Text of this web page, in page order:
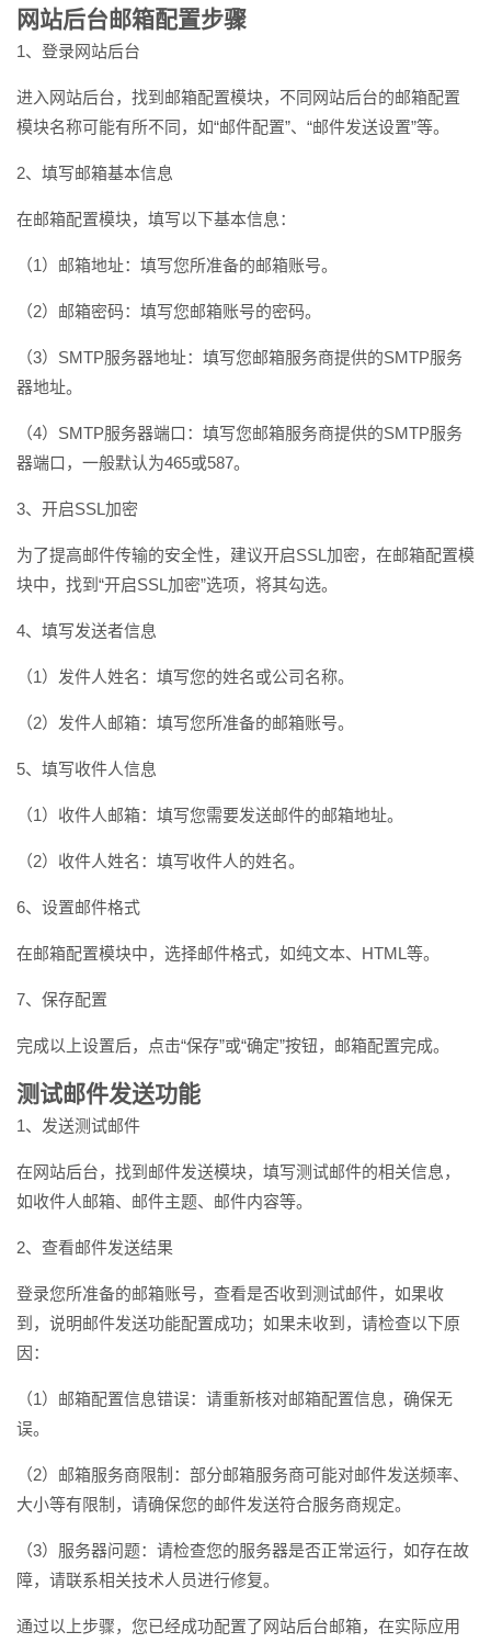
网站后台邮箱配置步骤
1、登录网站后台
进入网站后台，找到邮箱配置模块，不同网站后台的邮箱配置
模块名称可能有所不同，如“邮件配置”、“邮件发送设置”等。
2、填写邮箱基本信息
在邮箱配置模块，填写以下基本信息：
（1）邮箱地址：填写您所准备的邮箱账号。
（2）邮箱密码：填写您邮箱账号的密码。
（3）SMTP服务器地址：填写您邮箱服务商提供的SMTP服务
器地址。
（4）SMTP服务器端口：填写您邮箱服务商提供的SMTP服务
器端口，一般默认为465或587。
3、开启SSL加密
为了提高邮件传输的安全性，建议开启SSL加密，在邮箱配置模
块中，找到“开启SSL加密”选项，将其勾选。
4、填写发送者信息
（1）发件人姓名：填写您的姓名或公司名称。
（2）发件人邮箱：填写您所准备的邮箱账号。
5、填写收件人信息
（1）收件人邮箱：填写您需要发送邮件的邮箱地址。
（2）收件人姓名：填写收件人的姓名。
6、设置邮件格式
在邮箱配置模块中，选择邮件格式，如纯文本、HTML等。
7、保存配置
完成以上设置后，点击“保存”或“确定”按钮，邮箱配置完成。
测试邮件发送功能
1、发送测试邮件
在网站后台，找到邮件发送模块，填写测试邮件的相关信息，
如收件人邮箱、邮件主题、邮件内容等。
2、查看邮件发送结果
登录您所准备的邮箱账号，查看是否收到测试邮件，如果收
到，说明邮件发送功能配置成功；如果未收到，请检查以下原
因：
（1）邮箱配置信息错误：请重新核对邮箱配置信息，确保无
误。
（2）邮箱服务商限制：部分邮箱服务商可能对邮件发送频率、
大小等有限制，请确保您的邮件发送符合服务商规定。
（3）服务器问题：请检查您的服务器是否正常运行，如存在故
障，请联系相关技术人员进行修复。
通过以上步骤，您已经成功配置了网站后台邮箱，在实际应用